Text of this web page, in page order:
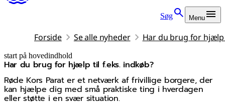
Søg Menu
Forside Se alle nyheder Har du brug for hjælp
start på hovedindhold
Har du brug for hjælp til f.eks. indkøb?
Røde Kors Parat er et netværk af frivillige borgere, der
kan hjælpe dig med små praktiske ting i hverdagen
eller støtte i en svær situation.
senest opdateret 17. februar 2026